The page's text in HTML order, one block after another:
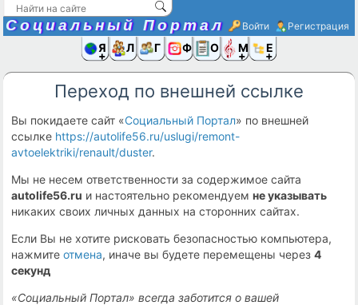
Социальный Портал Войти Регистрация
Я иЛюди
Группы
Фото Ещё
Переход по внешней ссылке
Вы покидаете сайт «Социальный Портал» по внешней
ссылке https://autolife56.ru/uslugi/remont-
avtoelektriki/renault/duster.
Мы не несем ответственности за содержимое сайта
autolife56.ru и настоятельно рекомендуемне указывать
никаких своих личных данных на сторонних сайтах.
Если Вы не хотите рисковать безопасностью компьютера,
нажмитеотмена, иначе вы будете перемещены через4
секунд
«Социальный Портал» всегда заботится о вашей